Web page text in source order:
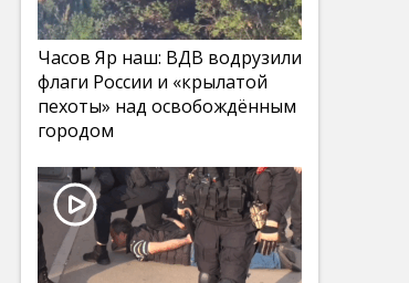
Часов Яр наш: ВДВ водрузили
флаги России и «крылатой
пехоты» над освобождённым
городом